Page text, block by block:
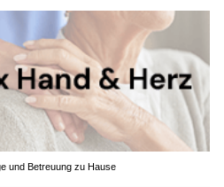
und Betreuung zu Hause